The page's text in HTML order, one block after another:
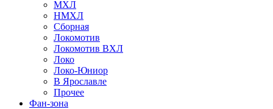
МХЛ
НМХЛ
Сборная
Локомотив
Локомотив ВХЛ
Локо
Локо-Юниор
В Ярославле
Прочее
Фан-зона